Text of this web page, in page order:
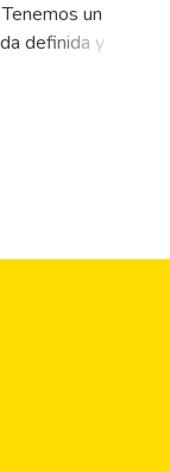
un
definida y
hijos. Como